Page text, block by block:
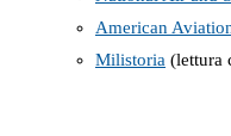
American
Milistoria (lettura